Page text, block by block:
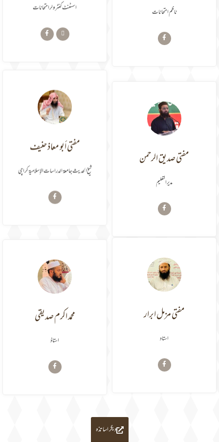
ناظم امتحانات اسسٹنٹ کنٹرولر امتحانات
مفتی صدیق الرحمن
مدیرالتعلیم
مفتی أبو معاذ حنیف
شیخ الحدیث جامعة الدراسات الإسلامية کراچی
مفتی مزمل ابرار
محمد اکرم صدیقی
استاذ
دیگر اساتذہ